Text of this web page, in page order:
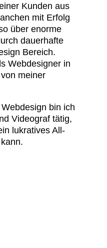
Kunden aus
mit Erfolg
über enorme
dauerhafte
Bereich.
Webdesigner in
meiner
bin ich
Videograf tätig,
lukratives All-